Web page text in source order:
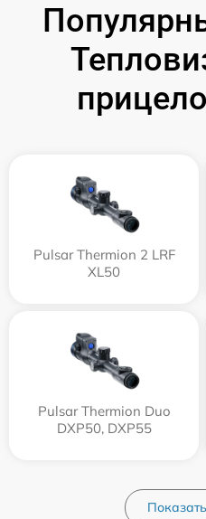
Pulsar Thermion 2 LRF
XL50
Pulsar Thermion Duo
DXP50, DXP55